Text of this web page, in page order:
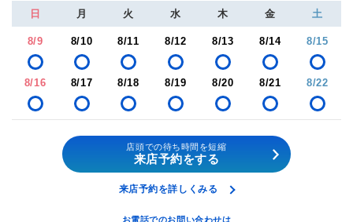
日 月 火 水 木 金 土
8/9 8/10 8/11 8/12 8/13 8/14 8/15
8/16 8/17 8/18 8/19 8/20 8/21 8/22
店頭での待ち時間を短縮
来店予約をする
来店予約を詳しくみる
お電話でのお問い合わせは